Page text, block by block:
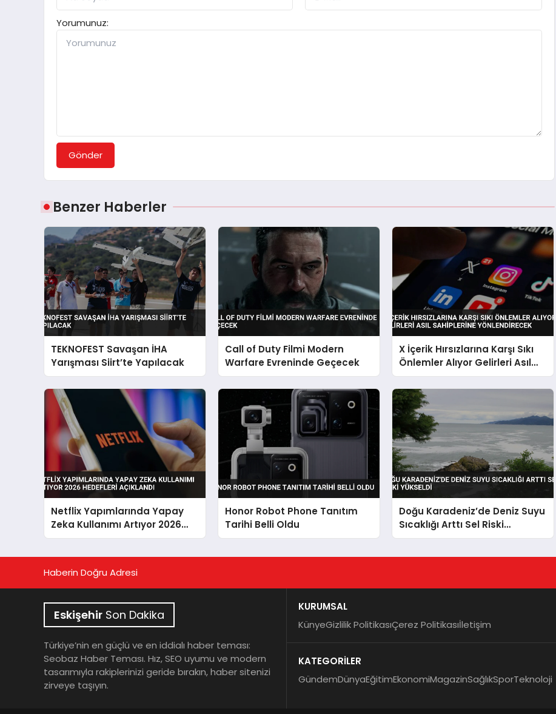
Yorumunuz:
Gönder
Benzer Haberler
TEKNOFEST Savaşan İHA
Yarışması Siirt’te Yapılacak
Call of Duty Filmi Modern
Warfare Evreninde Geçecek
X İçerik Hırsızlarına Karşı Sıkı
Önlemler Alıyor Gelirleri Asıl
Sahiplerine Yönlendirecek
Netflix Yapımlarında Yapay
Zeka Kullanımı Artıyor 2026
Hedefleri Açıklandı
Honor Robot Phone Tanıtım
Tarihi Belli Oldu
Doğu Karadeniz’de Deniz Suyu
Sıcaklığı Arttı Sel Riski
Yükseldi
Haberin Doğru Adresi
Eskişehir Son Dakika
Türkiye’nin en güçlü ve en iddialı haber teması:
Seobaz Haber Teması. Hız, SEO uyumu ve modern
tasarımıyla rakiplerinizi geride bırakın, haber sitenizi
zirveye taşıyın.
KURUMSAL
KünyeGizlilik PolitikasıÇerez Politikasıİletişim
KATEGORİLER
GündemDünyaEğitimEkonomiMagazinSağlıkSporTeknoloji